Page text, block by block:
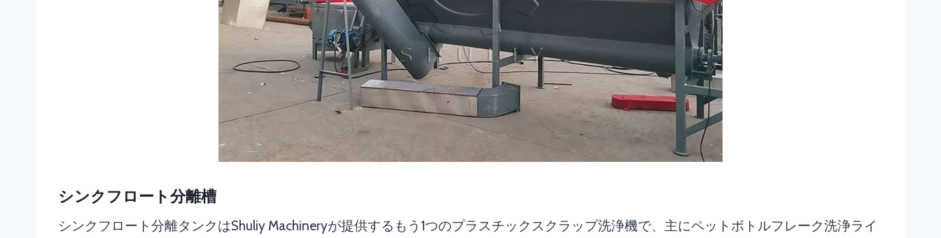
シンクフロート分離槽
シンクフロート分離タンクはShuliy Machineryが提供するもう1つのプラスチックスクラップ洗浄機で、主にペットボトルフレーク洗浄ライ